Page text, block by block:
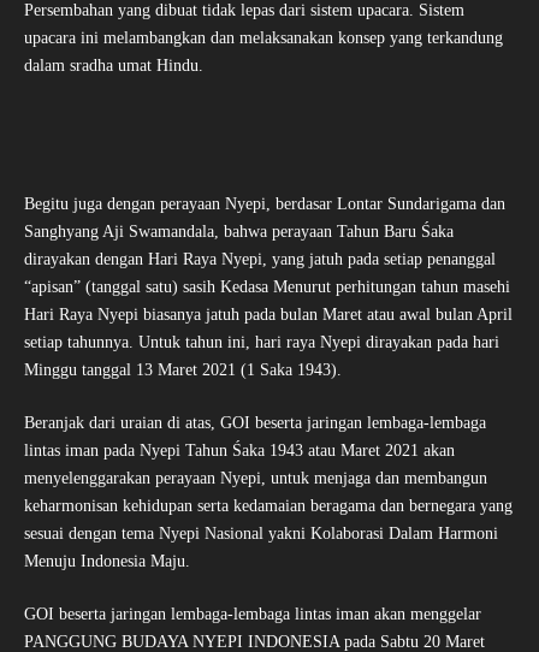
Persembahan yang dibuat tidak lepas dari sistem upacara. Sistem
upacara ini melambangkan dan melaksanakan konsep yang terkandung
dalam sradha umat Hindu.
Begitu juga dengan perayaan Nyepi, berdasar Lontar Sundarigama dan
Sanghyang Aji Swamandala, bahwa perayaan Tahun Baru Śaka
dirayakan dengan Hari Raya Nyepi, yang jatuh pada setiap penanggal
“apisan” (tanggal satu) sasih Kedasa Menurut perhitungan tahun masehi
Hari Raya Nyepi biasanya jatuh pada bulan Maret atau awal bulan April
setiap tahunnya. Untuk tahun ini, hari raya Nyepi dirayakan pada hari
Minggu tanggal 13 Maret 2021 (1 Saka 1943).
Beranjak dari uraian di atas, GOI beserta jaringan lembaga-lembaga
lintas iman pada Nyepi Tahun Śaka 1943 atau Maret 2021 akan
menyelenggarakan perayaan Nyepi, untuk menjaga dan membangun
keharmonisan kehidupan serta kedamaian beragama dan bernegara yang
sesuai dengan tema Nyepi Nasional yakni Kolaborasi Dalam Harmoni
Menuju Indonesia Maju.
GOI beserta jaringan lembaga-lembaga lintas iman akan menggelar
PANGGUNG BUDAYA NYEPI INDONESIA pada Sabtu 20 Maret